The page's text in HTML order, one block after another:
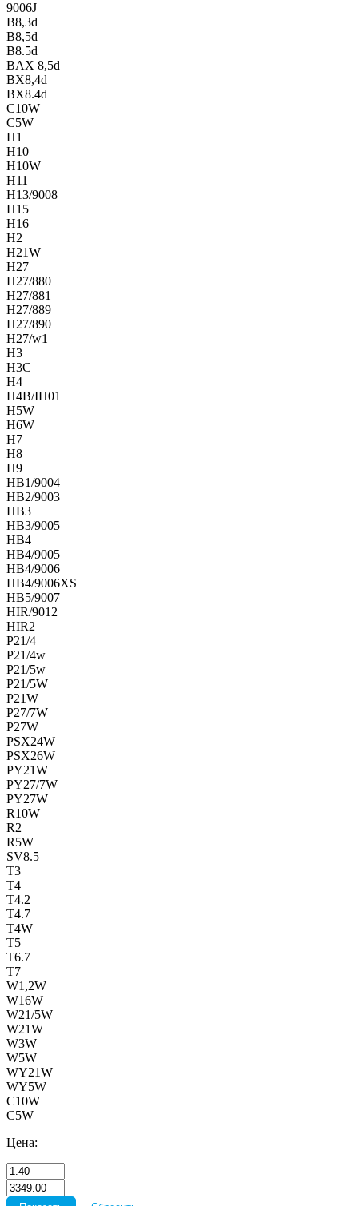
9006J
B8,3d
B8,5d
B8.5d
BAX 8,5d
BX8,4d
BX8.4d
C10W
C5W
H1
H10
H10W
H11
H13/9008
H15
H16
H2
H21W
H27
H27/880
H27/881
H27/889
H27/890
H27/w1
H3
H3C
H4
H4B/IH01
H5W
H6W
H7
H8
H9
HB1/9004
HB2/9003
HB3
HB3/9005
HB4
HB4/9005
HB4/9006
HB4/9006XS
HB5/9007
HIR/9012
HIR2
P21/4
P21/4w
P21/5w
P21/5W
P21W
P27/7W
P27W
PSX24W
PSX26W
PY21W
PY27/7W
PY27W
R10W
R2
R5W
SV8.5
T3
T4
T4.2
T4.7
T4W
T5
T6.7
T7
W1,2W
W16W
W21/5W
W21W
W3W
W5W
WY21W
WY5W
С10W
С5W
Цена: